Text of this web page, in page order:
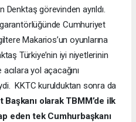
Denktaş görevinden ayrıldı.
garantörlüğünde Cumhuriyet
Makarios’un oyunlarına
Türkiye’nin iyi niyetlerinin
yol açacağını
KKTC kurulduktan sonra da
Başkanı olarak TBMM’de ilk
eden tek Cumhurbaşkanı